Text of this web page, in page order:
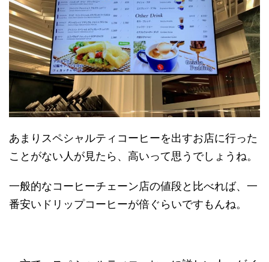
あまりスペシャルティコーヒーを出すお店に行った
ことがない人が見たら、高いって思うでしょうね。
一般的なコーヒーチェーン店の値段と比べれば、一
番安いドリップコーヒーが倍ぐらいですもんね。